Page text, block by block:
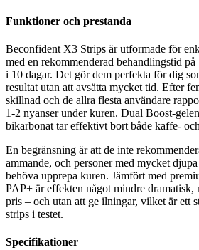
Funktioner och prestanda
Beconfident X3 Strips är utformade för
med en rekommenderad behandlingstid
i 10 dagar. Det gör dem perfekta för dig
resultat utan att avsätta mycket tid. Efter
skillnad och de allra flesta användare
1-2 nyanser under kuren. Dual Boost-
bikarbonat tar effektivt bort både kaffe-
En begränsning är att de inte
ammande, och personer med mycket
behöva upprepa kuren. Jämfört med
PAP+ är effekten något mindre
pris – och utan att ge ilningar, vilket är ett
strips i testet.
Specifikationer